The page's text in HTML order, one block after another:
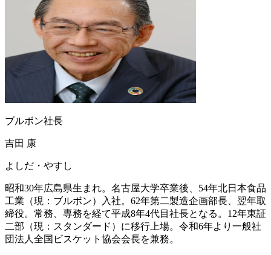
ブルボン社長
吉田 康
よしだ・やすし
昭和30年広島県生まれ。名古屋大学卒業後、54年北日本食品
工業（現：ブルボン）入社。62年第二製造企画部長、翌年取
締役。常務、専務を経て平成8年4代目社長となる。12年東証
二部（現：スタンダード）に移行上場。令和6年より一般社
団法人全国ビスケット協会会長を兼務。